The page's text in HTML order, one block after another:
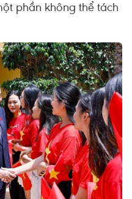
phần không thể tách